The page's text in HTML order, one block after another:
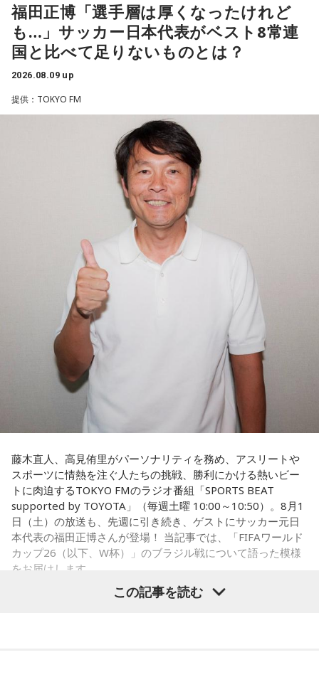
ることを明かした。また、歌手はレコーディングを終えた
後、自分自身が“演出家”となって楽曲を育てていく仕事でもあ
ると語り、長年培ってきた表現者としての思いを語った。
ューから間もなく所属レコード会社がなくなり、「どこへ行
けばいいの？」と途方に暮れたことや、芸名を何度も変えな
がら挑戦を続けてきた日々を振り返る。それでも諦めずに歌
い続けた経験が、45周年記念シングル「露天の花」に込めた
「どんな環境でも花は咲く」「その場所で咲く花がある」と
いうメッセージにつながっていると話した。人生は何度でも
立ち上がれるという応援歌は、自身の歩みそのものでもある
さらに、趣味についてもトークを展開。愛犬と過ごす時間を
増やすために驚くべきあるものを購入したと言う。さて何を
購入したのか…？ 詳しくはradikoタイムフリーで！
福田正博「選手層は厚くなったけれど
も…」サッカー日本代表がベスト8常連
国と比べて足りないものとは？
2026.08.09 up
提供：TOKYO FM
藤木直人、高見侑里がパーソナリティを務め、アスリートや
スポーツに情熱を注ぐ人たちの挑戦、勝利にかける熱いビー
トに肉迫するTOKYO FMのラジオ番組「SPORTS BEAT
supported by TOYOTA」（毎週土曜 10:00～10:50）。8月1
日（土）の放送も、先週に引き続き、ゲストにサッカー元日
本代表の福田正博さんが登場！ 当記事では、「FIFAワールド
カップ26（以下、W杯）」のブラジル戦について語った模様
をお届けします。
この記事を読む